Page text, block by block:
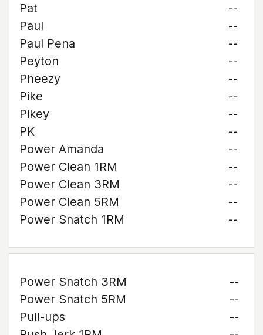
Pat
--
Paul
--
Paul Pena
--
Peyton
--
Pheezy
--
Pike
--
Pikey
--
PK
--
Power Amanda
--
Power Clean 1RM
--
Power Clean 3RM
--
Power Clean 5RM
--
Power Snatch 1RM
--
Power Snatch 3RM
--
Power Snatch 5RM
--
Pull-ups
--